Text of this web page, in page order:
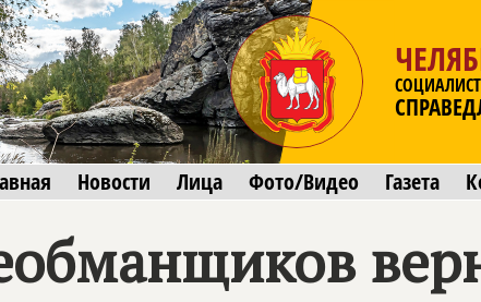
Новости Лица Фото/Видео Газета